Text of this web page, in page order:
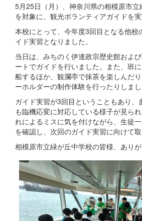
5月25日（月）、神奈川県の相模原市
を対象に、観光ボランティアガイドを実
本校にとって、今年度3回目となる他校
イド実習となりました。
当日は、みちのく伊達政宗歴史館およ
ートでガイドを行いました。また、班
船するほか、観瀾亭で抹茶を楽しんだ
ーホルダーの制作体験を行ったりしまし
ガイド実習が3回目ということもあり、
も臨機応変に対応している様子が見ら
れによるミスに気を付けながら、生徒
を確認し、次回のガイド実習に向けて取
相模原市立緑が丘中学校の皆様、ありが